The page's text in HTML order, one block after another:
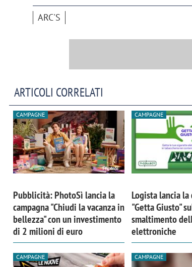
ARC'S
ARTICOLI CORRELATI
CAMPAGNE
Pubblicità: PhotoSì lancia la
campagna "Chiudi la vacanza in
bellezza" con un investimento
di 2 milioni di euro
CAMPAGNE
Logista lancia la
"Getta Giusto"
smaltimento
elettroniche
CAMPAGNE CAMPAGNE